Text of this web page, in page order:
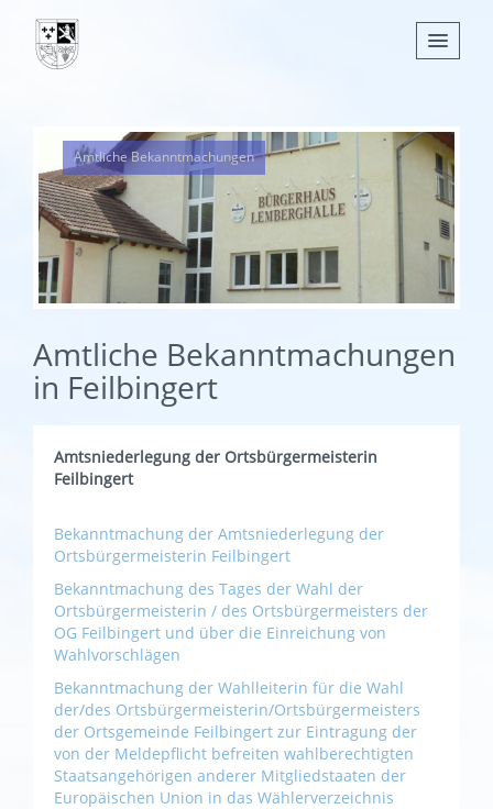
Nachrichten
Leben
Verwaltung
Tourismus
Gemeinden
Amtliche Bekanntmachungen
Amtliche Bekanntmachungen
in Feilbingert
Amtsniederlegung der Ortsbürgermeisterin
Feilbingert
Bekanntmachung der Amtsniederlegung der
Ortsbürgermeisterin Feilbingert
Bekanntmachung des Tages der Wahl der
Ortsbürgermeisterin / des Ortsbürgermeisters der
OG Feilbingert und über die Einreichung von
Wahlvorschlägen
Bekanntmachung der Wahlleiterin für die Wahl
der/des Ortsbürgermeisterin/Ortsbürgermeisters
der Ortsgemeinde Feilbingert zur Eintragung der
von der Meldepflicht befreiten wahlberechtigten
Staatsangehörigen anderer Mitgliedstaaten der
Europäischen Union in das Wählerverzeichnis